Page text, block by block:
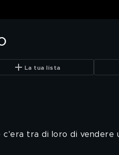
La tua lista
tra di loro di vendere